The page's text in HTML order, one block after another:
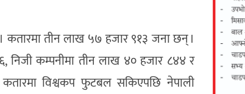
कतारमा तीन लाख ५७ हजार ९१३ जना छन् ।
निजी कम्पनीमा तीन लाख ४० हजार ८४४ र
विश्वकप फुटबल सकिएपछि नेपाली